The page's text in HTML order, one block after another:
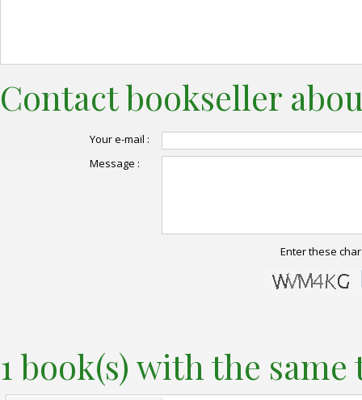
Contact bookseller
Your e-mail :
Message :
Enter these
1 book(s) with the